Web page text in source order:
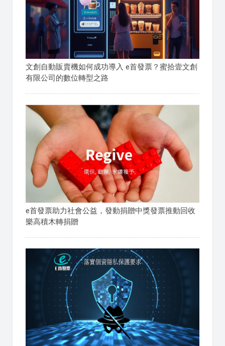
文創自動販賣機如何成功導入 e首發票？蜜拾壹文創
有限公司的數位轉型之路
e首發票助力社會公益，發動捐贈中獎發票推動回收
樂高積木轉捐贈